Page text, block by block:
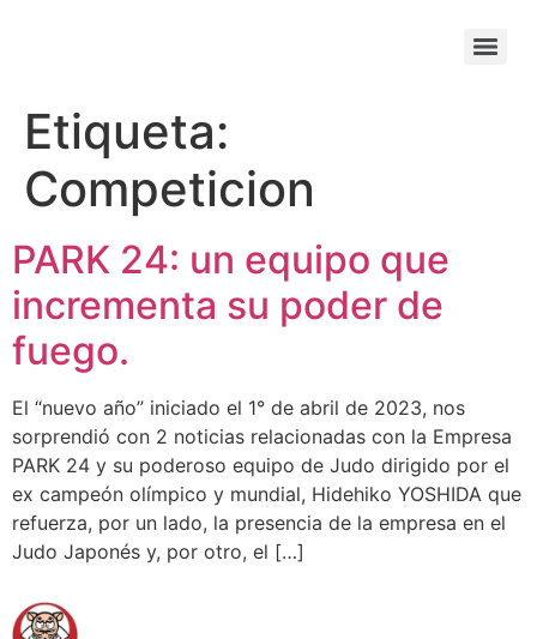
Etiqueta:
Competicion
PARK 24: un equipo que
incrementa su poder de
fuego.
El “nuevo año” iniciado el 1° de abril de 2023, nos
sorprendió con 2 noticias relacionadas con la Empresa
PARK 24 y su poderoso equipo de Judo dirigido por el
ex campeón olímpico y mundial, Hidehiko YOSHIDA que
refuerza, por un lado, la presencia de la empresa en el
Judo Japonés y, por otro, el […]